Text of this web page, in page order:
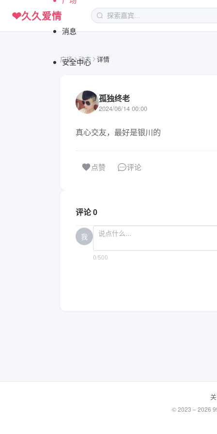
❤久久爱情
消息
安全中心
广场 动态 详情
孤独终老
2024/06/14 00:00
真心交友，最好是银川的
点赞 评论
评论 0
我
0/500
© 2023 – 2026